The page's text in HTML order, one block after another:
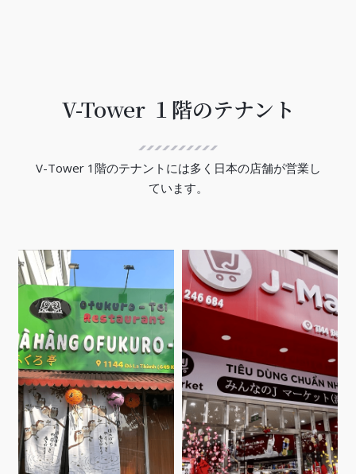
V-Tower １階のテナント
V-Tower 1階のテナントには多く日本の店舗が営業し
ています。